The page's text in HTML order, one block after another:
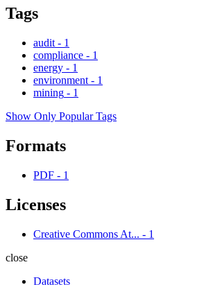
Tags
audit - 1
compliance - 1
energy - 1
environment - 1
mining - 1
Show Only Popular Tags
Formats
PDF - 1
Licenses
Creative Commons At... - 1
close
Datasets